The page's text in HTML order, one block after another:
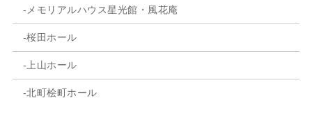
メモリアルハウス星光館・風花庵
桜田ホール
上山ホール
北町桧町ホール